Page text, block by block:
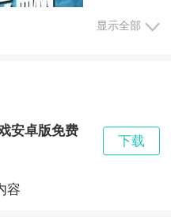
公司，从最初的租赁店面
显示全部
安卓版免费
下载
容